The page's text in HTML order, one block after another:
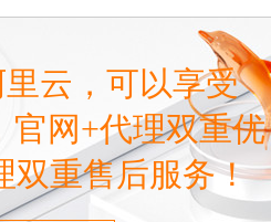
启
云，可以享受
官网+代理双重优
双重售后服务！